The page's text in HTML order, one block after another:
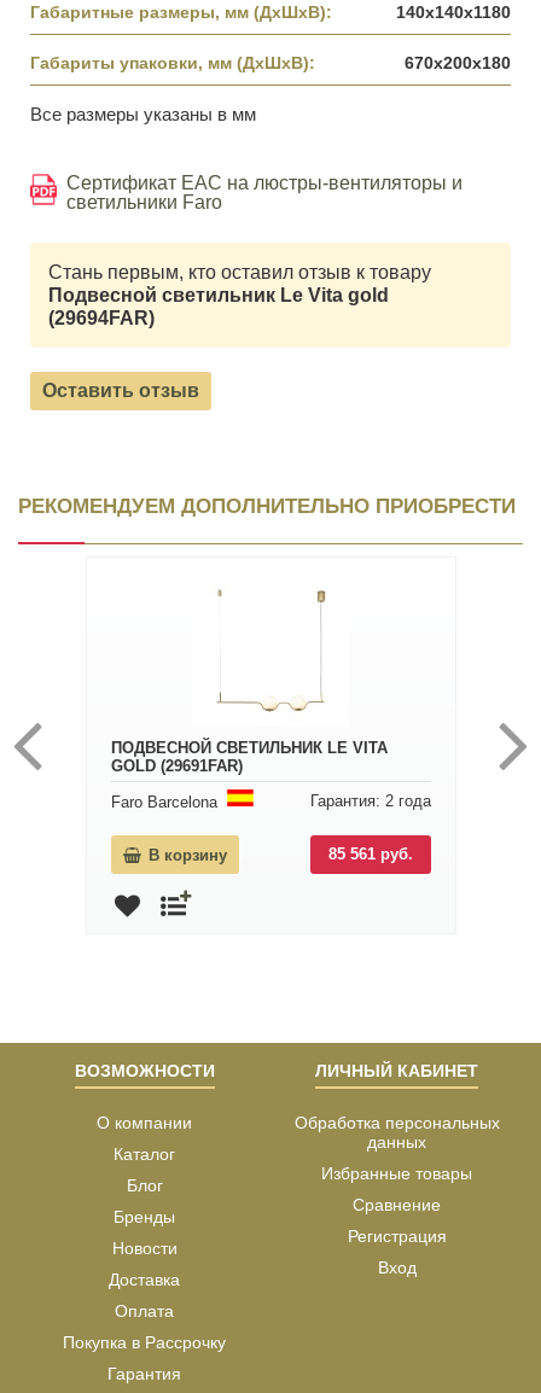
Габаритные размеры, мм (ДхШхВ): 140x140x1180
Габариты упаковки, мм (ДхШхВ): 670x200x180
Все размеры указаны в мм
Сертификат EAC на люстры-вентиляторы и
светильники Faro
Стань первым, кто оставил отзыв к товару
Подвесной светильник Le Vita gold
(29694FAR)
Оставить отзыв
РЕКОМЕНДУЕМ ДОПОЛНИТЕЛЬНО ПРИОБРЕСТИ
ПОДВЕСНОЙ СВЕТИЛЬНИК LE VITA
GOLD (29691FAR)
Faro Barcelona
Гарантия: 2 года
85 561 руб.
В корзину
ВОЗМОЖНОСТИ
О компании
Каталог
Блог
Бренды
Новости
Доставка
Оплата
Покупка в Рассрочку
Гарантия
ЛИЧНЫЙ КАБИНЕТ
Обработка персональных
данных
Избранные товары
Сравнение
Регистрация
Вход